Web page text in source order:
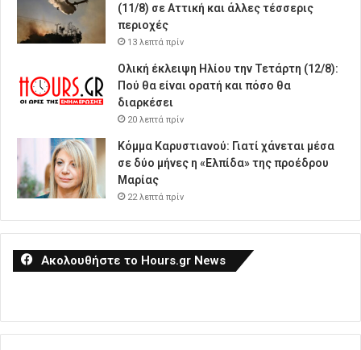
(11/8) σε Αττική και άλλες τέσσερις
περιοχές
13 λεπτά πρίν
Ολική έκλειψη Ηλίου την Τετάρτη (12/8):
Πού θα είναι ορατή και πόσο θα
διαρκέσει
20 λεπτά πρίν
Κόμμα Καρυστιανού: Γιατί χάνεται μέσα
σε δύο μήνες η «Ελπίδα» της προέδρου
Μαρίας
22 λεπτά πρίν
Ακολουθήστε το Hours.gr News